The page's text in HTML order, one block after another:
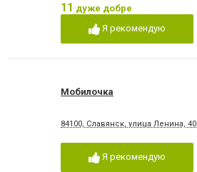
11 дуже добре
Я рекомендую
Мобилочка
84100, Славянск, улица Ленина, 40
Я рекомендую